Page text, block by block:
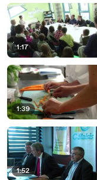
1:17
1:39
1:52